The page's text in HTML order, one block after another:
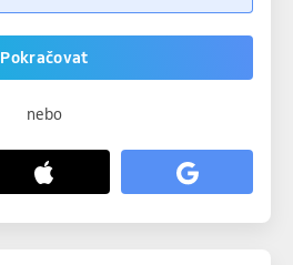
Pokračovat
nebo